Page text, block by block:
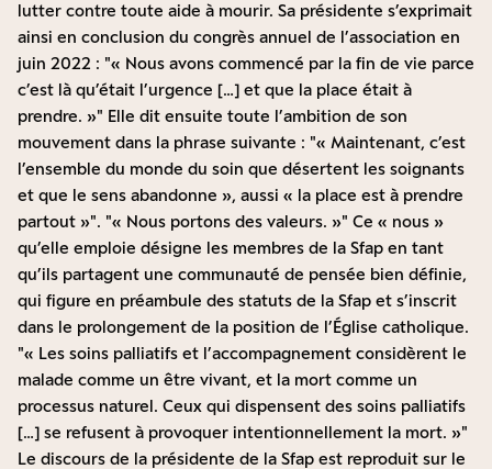
lutter contre toute aide à mourir. Sa présidente s’exprimait
ainsi en conclusion du congrès annuel de l’association en
juin 2022 :
« Nous avons commencé par la fin de vie parce
c’est là qu’était l’urgence […] et que la place était à
prendre. »
Elle dit ensuite toute l’ambition de son
mouvement dans la phrase suivante :
« Maintenant, c’est
l’ensemble du monde du soin que désertent les soignants
et que le sens abandonne », aussi « la place est à prendre
partout » . « Nous portons des valeurs. » Ce « nous »
qu’elle emploie désigne les membres de la Sfap en tant
qu’ils partagent une communauté de pensée bien définie,
qui figure en préambule des statuts de la Sfap et s’inscrit
dans le prolongement de la position de l’Église catholique.
« Les soins palliatifs et l’accompagnement considèrent le
malade comme un être vivant, et la mort comme un
processus naturel. Ceux qui dispensent des soins palliatifs
[…] se refusent à provoquer intentionnellement la mort. »
Le discours de la présidente de la Sfap est reproduit sur le